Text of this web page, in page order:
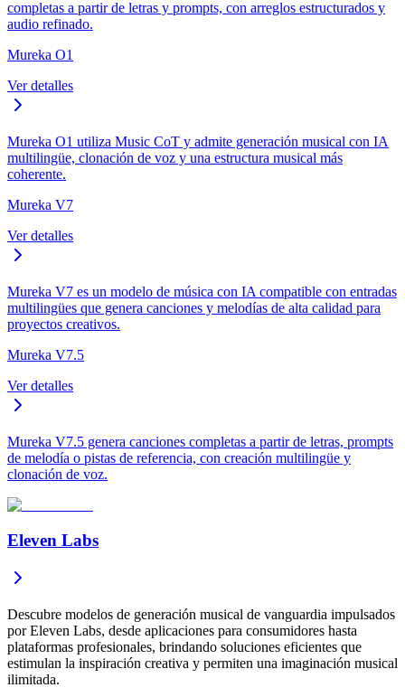
completas a partir de letras y prompts, con arreglos estructurados y
audio refinado.
Mureka O1
Ver detalles
Mureka O1 utiliza Music CoT y admite generación musical con IA
multilingüe, clonación de voz y una estructura musical más
coherente.
Mureka V7
Ver detalles
Mureka V7 es un modelo de música con IA compatible con entradas
multilingües que genera canciones y melodías de alta calidad para
proyectos creativos.
Mureka V7.5
Ver detalles
Mureka V7.5 genera canciones completas a partir de letras, prompts
de melodía o pistas de referencia, con creación multilingüe y
clonación de voz.
Eleven Labs
Descubre modelos de generación musical de vanguardia impulsados
por Eleven Labs, desde aplicaciones para consumidores hasta
plataformas profesionales, brindando soluciones eficientes que
estimulan la inspiración creativa y permiten una imaginación musical
ilimitada.